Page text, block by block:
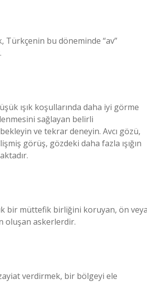
Türkçenin bu döneminde “av”
ışık koşullarında daha iyi görme
sağlayan belirli
ve tekrar deneyin. Avcı gözü,
görüş, gözdeki daha fazla ışığın
bir müttefik birliğini koruyan, ön
oluşan askerlerdir.
verdirmek, bir bölgeyi ele